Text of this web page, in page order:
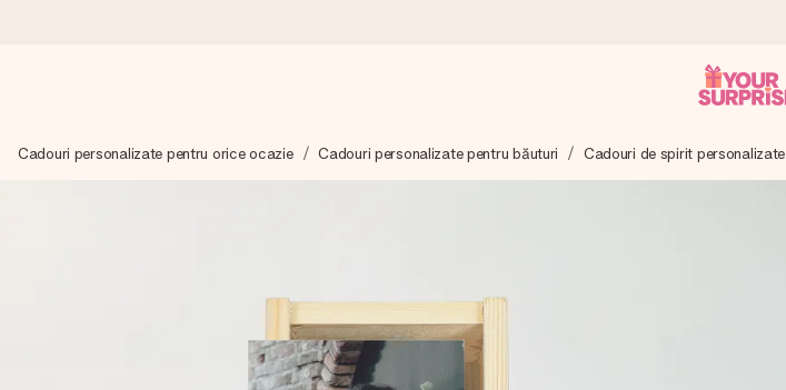
Îți alcătuim cadoul cu grijă și îl trimitem îndată spre tine - pentru ca tu să îl poți dărui exact când
Cadouri personalizate pentru orice ocazie Cadouri personalizate pentru băuturi Cadouri de spirit personalizate